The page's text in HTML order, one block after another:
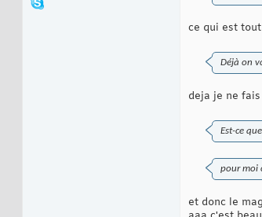
ce qui est
Déjà on
deja je ne
Est-ce
pour moi
et donc le